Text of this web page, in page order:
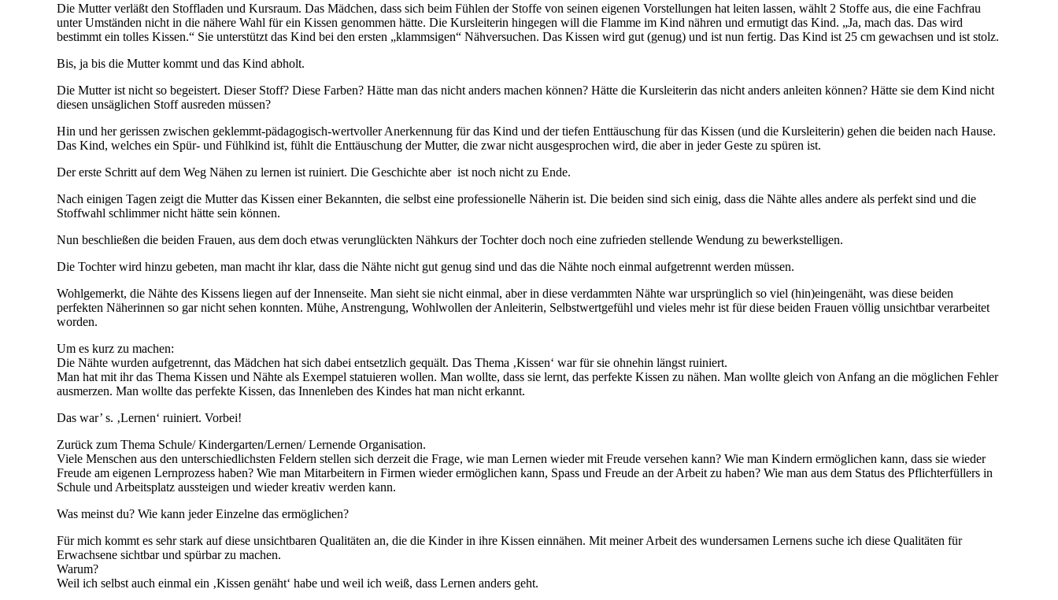
Die Mutter verläßt den Stoffladen und Kursraum. Das Mädchen, dass sich beim Fühlen der Stoffe von seinen eigenen Vorstellungen hat leiten lassen, wählt 2 Stoffe aus, die eine Fachfrau
unter Umständen nicht in die nähere Wahl für ein Kissen genommen hätte. Die Kursleiterin hingegen will die Flamme im Kind nähren und ermutigt das Kind. „Ja, mach das. Das wird
bestimmt ein tolles Kissen.“ Sie unterstützt das Kind bei den ersten „klammsigen“ Nähversuchen. Das Kissen wird gut (genug) und ist nun fertig. Das Kind ist 25 cm gewachsen und ist stolz.
Bis, ja bis die Mutter kommt und das Kind abholt.
Die Mutter ist nicht so begeistert. Dieser Stoff? Diese Farben? Hätte man das nicht anders machen können? Hätte die Kursleiterin das nicht anders anleiten können? Hätte sie dem Kind nicht
diesen unsäglichen Stoff ausreden müssen?
Hin und her gerissen zwischen geklemmt-pädagogisch-wertvoller Anerkennung für das Kind und der tiefen Enttäuschung für das Kissen (und die Kursleiterin) gehen die beiden nach Hause.
Das Kind, welches ein Spür- und Fühlkind ist, fühlt die Enttäuschung der Mutter, die zwar nicht ausgesprochen wird, die aber in jeder Geste zu spüren ist.
Der erste Schritt auf dem Weg Nähen zu lernen ist ruiniert. Die Geschichte aber ist noch nicht zu Ende.
Nach einigen Tagen zeigt die Mutter das Kissen einer Bekannten, die selbst eine professionelle Näherin ist. Die beiden sind sich einig, dass die Nähte alles andere als perfekt sind und die
Stoffwahl schlimmer nicht hätte sein können.
Nun beschließen die beiden Frauen, aus dem doch etwas verunglückten Nähkurs der Tochter doch noch eine zufrieden stellende Wendung zu bewerkstelligen.
Die Tochter wird hinzu gebeten, man macht ihr klar, dass die Nähte nicht gut genug sind und das die Nähte noch einmal aufgetrennt werden müssen.
Wohlgemerkt, die Nähte des Kissens liegen auf der Innenseite. Man sieht sie nicht einmal, aber in diese verdammten Nähte war ursprünglich so viel (hin)eingenäht, was diese beiden
perfekten Näherinnen so gar nicht sehen konnten. Mühe, Anstrengung, Wohlwollen der Anleiterin, Selbstwertgefühl und vieles mehr ist für diese beiden Frauen völlig unsichtbar verarbeitet
worden.
Um es kurz zu machen:
Die Nähte wurden aufgetrennt, das Mädchen hat sich dabei entsetzlich gequält. Das Thema ‚Kissen‘ war für sie ohnehin längst ruiniert.
Man hat mit ihr das Thema Kissen und Nähte als Exempel statuieren wollen. Man wollte, dass sie lernt, das perfekte Kissen zu nähen. Man wollte gleich von Anfang an die möglichen Fehler
ausmerzen. Man wollte das perfekte Kissen, das Innenleben des Kindes hat man nicht erkannt.
Das war’ s. ‚Lernen‘ ruiniert. Vorbei!
Zurück zum Thema Schule/ Kindergarten/Lernen/ Lernende Organisation.
Viele Menschen aus den unterschiedlichsten Feldern stellen sich derzeit die Frage, wie man Lernen wieder mit Freude versehen kann? Wie man Kindern ermöglichen kann, dass sie wieder
Freude am eigenen Lernprozess haben? Wie man Mitarbeitern in Firmen wieder ermöglichen kann, Spass und Freude an der Arbeit zu haben? Wie man aus dem Status des Pflichterfüllers in
Schule und Arbeitsplatz aussteigen und wieder kreativ werden kann.
Was meinst du? Wie kann jeder Einzelne das ermöglichen?
Für mich kommt es sehr stark auf diese unsichtbaren Qualitäten an, die die Kinder in ihre Kissen einnähen. Mit meiner Arbeit des wundersamen Lernens suche ich diese Qualitäten für
Erwachsene sichtbar und spürbar zu machen.
Warum?
Weil ich selbst auch einmal ein ‚Kissen genäht‘ habe und weil ich weiß, dass Lernen anders geht.